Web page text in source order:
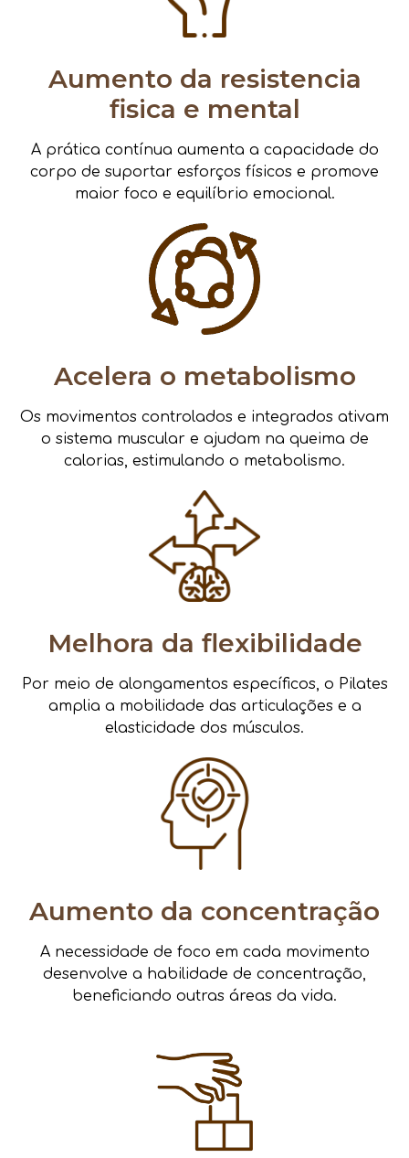
Aumento da resistencia
fisica e mental
A prática contínua aumenta a capacidade do
corpo de suportar esforços físicos e promove
maior foco e equilíbrio emocional.
Acelera o metabolismo
Os movimentos controlados e integrados ativam
o sistema muscular e ajudam na queima de
calorias, estimulando o metabolismo.
Melhora da flexibilidade
Por meio de alongamentos específicos, o Pilates
amplia a mobilidade das articulações e a
elasticidade dos músculos.
Aumento da concentração
A necessidade de foco em cada movimento
desenvolve a habilidade de concentração,
beneficiando outras áreas da vida.